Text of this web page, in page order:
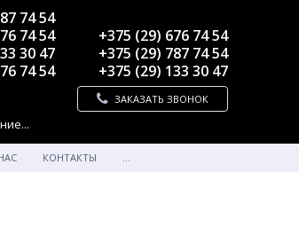
74 54
74 54
30 47
74 54
+375 (29) 676 74 54
+375 (29) 787 74 54
+375 (29) 133 30 47
ЗАКАЗАТЬ ЗВОНОК
КОНТАКТЫ ...